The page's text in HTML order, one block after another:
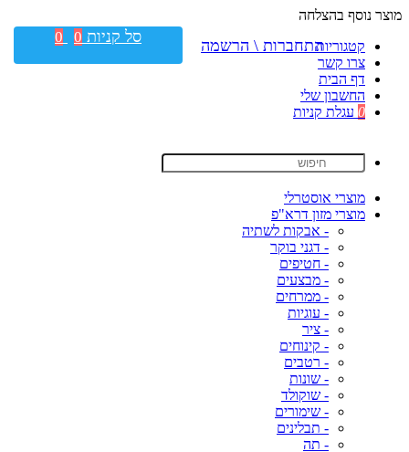
מוצר נוסף בהצלחה
קטגוריות
צרו קשר
דף הבית
החשבון שלי
0 עגלת קניות
מוצרי אוסטרלי
מוצרי מזון דרא"פ
- אבקות לשתיה
- דגני בוקר
- חטיפים
- מבצעים
- ממרחים
- עוגיות
- ציר
- קינוחים
- רטבים
- שונות
- שוקולד
- שימורים
- תבלינים
- תה
התחברות \ הרשמה סל קניות 0
0